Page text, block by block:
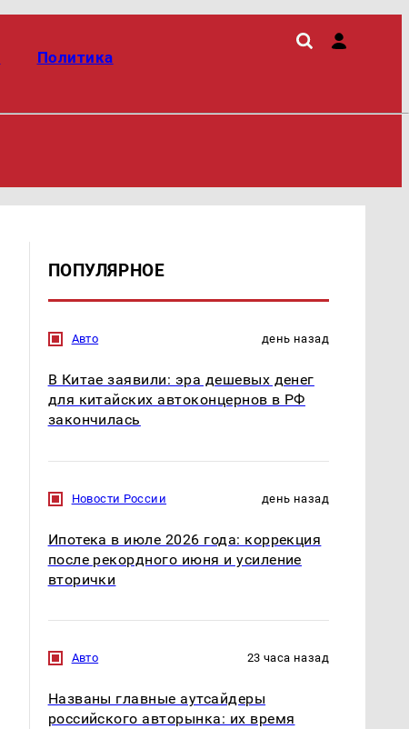
Политика
ПОПУЛЯРНОЕ
Авто день назад
В Китае заявили: эра дешевых денег
для китайских автоконцернов в РФ
закончилась
Новости России день назад
Ипотека в июле 2026 года: коррекция
после рекордного июня и усиление
вторички
Авто 23 часа назад
Названы главные аутсайдеры
российского авторынка: их время